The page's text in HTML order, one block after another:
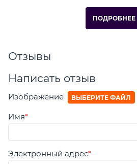
ПОДРОБНЕЕ
Отзывы
Написать отзыв
Изображение ВЫБЕРИТЕ ФАЙЛ
Имя
Электронный адрес